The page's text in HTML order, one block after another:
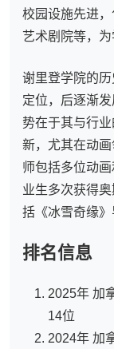
校园设施先进
艺术剧院等，为
谢里登学院的
定位，后逐渐
势在于其与行
新，尤其在动画
师包括多位动
业生多次获得
括《冰雪奇缘》
排名信息
2025年 加
14位
2024年 加